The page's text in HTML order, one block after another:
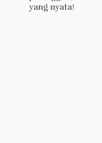
yang nyata!